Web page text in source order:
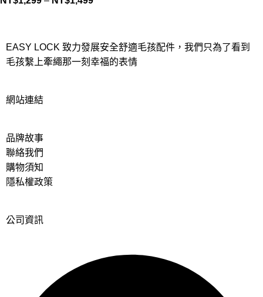
EASY LOCK 致力發展安全舒適毛孩配件，我們只為了看到
毛孩繫上牽繩那一刻幸福的表情
網站連結
品牌故事
聯絡我們
購物須知
隱私權政策
公司資訊